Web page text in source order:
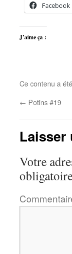
Facebook
J’aime ça :
Ce contenu a
← Potins #19
Laisser
Votre